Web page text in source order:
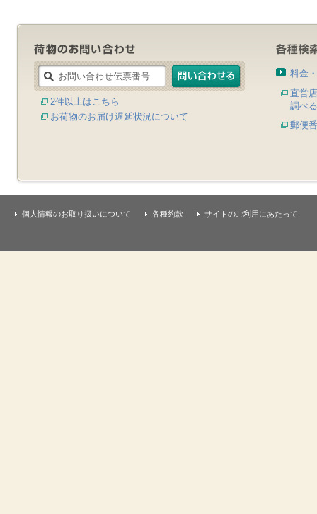
2件以上はこちら
お荷物のお届け遅延状況について
料金
直営
調べる
郵便
個人情報のお取り扱いについて 各種約款 サイトのご利用にあたって